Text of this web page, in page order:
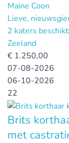
Maine Coon
Lieve,
2 katers
Zeeland
€ 1.250,00
07-08-2026
06-10-2026
22
Brits
met